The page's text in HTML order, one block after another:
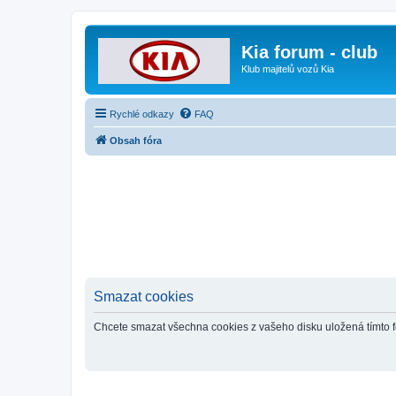
Kia forum - club
Klub majitelů vozů Kia
Rychlé odkazy FAQ
Obsah fóra
Smazat cookies
Chcete smazat všechna cookies z vašeho disku uložená tímto